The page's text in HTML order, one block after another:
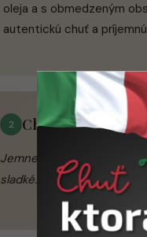
oleja a s obmedzeným
autentickú chuť a
2 Chutovy profil
Jemne voňajúce sušienky
sladké. Chrumkavý